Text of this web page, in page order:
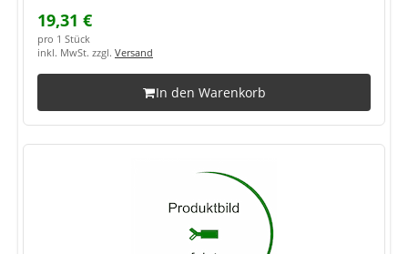
19,31 €
pro 1 Stück
inkl. MwSt. zzgl. Versand
In den Warenkorb